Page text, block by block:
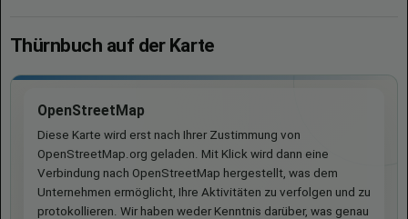
Thürnbuch auf der Karte
OpenStreetMap
Diese Karte wird erst nach Ihrer Zustimmung von
OpenStreetMap.org geladen. Mit Klick wird dann eine
Verbindung nach OpenStreetMap hergestellt, was dem
Unternehmen ermöglicht, Ihre Aktivitäten zu verfolgen und zu
protokollieren. Wir haben weder Kenntnis darüber, was genau